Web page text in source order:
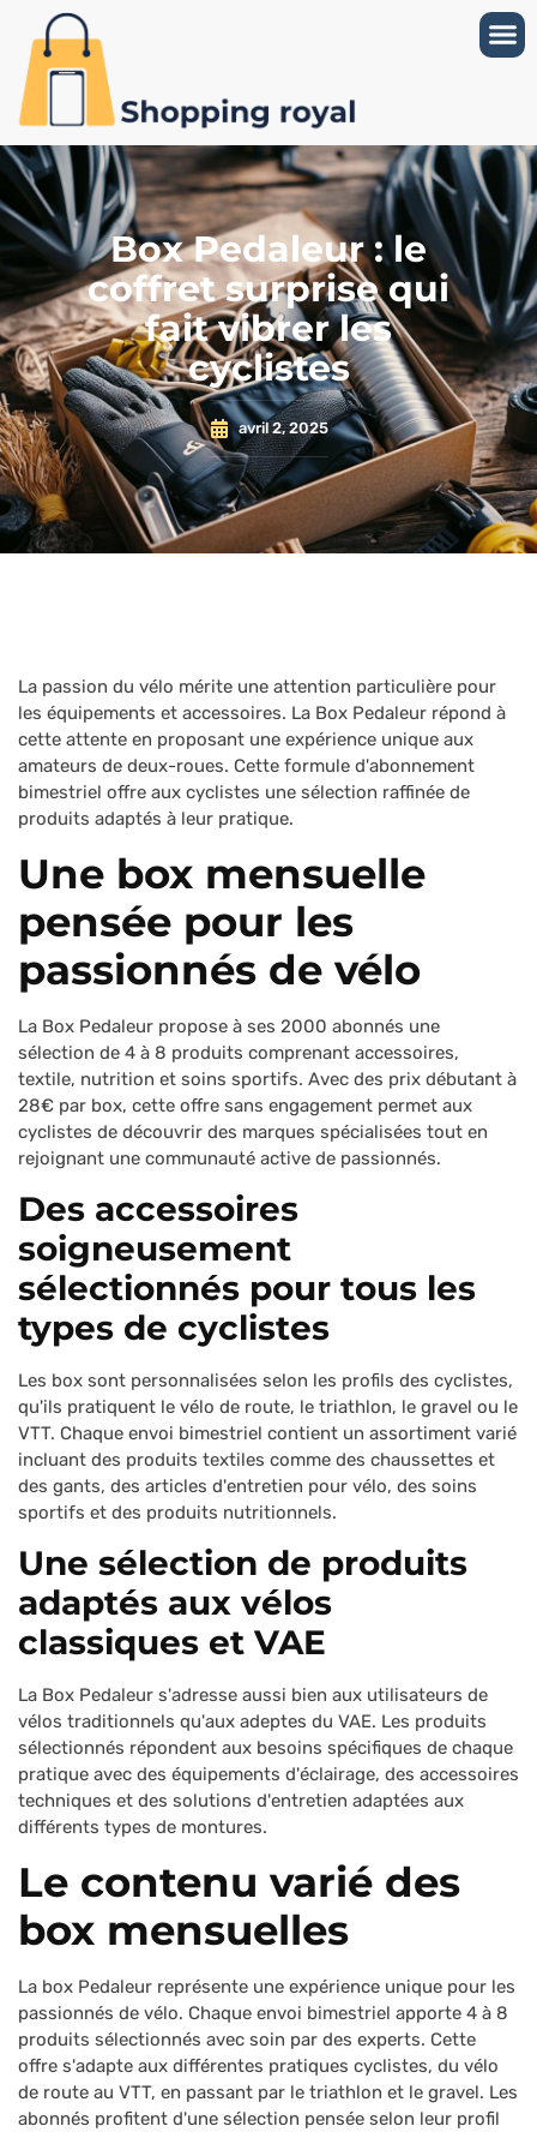
Box Pedaleur : le
coffret surprise qui
fait vibrer les
cyclistes
avril 2, 2025
La passion du vélo mérite une attention particulière pour
les équipements et accessoires. La Box Pedaleur répond à
cette attente en proposant une expérience unique aux
amateurs de deux-roues. Cette formule d'abonnement
bimestriel offre aux cyclistes une sélection raffinée de
produits adaptés à leur pratique.
Une box mensuelle
pensée pour les
passionnés de vélo
La Box Pedaleur propose à ses 2000 abonnés une
sélection de 4 à 8 produits comprenant accessoires,
textile, nutrition et soins sportifs. Avec des prix débutant à
28€ par box, cette offre sans engagement permet aux
cyclistes de découvrir des marques spécialisées tout en
rejoignant une communauté active de passionnés.
Des accessoires
soigneusement
sélectionnés pour tous les
types de cyclistes
Les box sont personnalisées selon les profils des cyclistes,
qu'ils pratiquent le vélo de route, le triathlon, le gravel ou le
VTT. Chaque envoi bimestriel contient un assortiment varié
incluant des produits textiles comme des chaussettes et
des gants, des articles d'entretien pour vélo, des soins
sportifs et des produits nutritionnels.
Une sélection de produits
adaptés aux vélos
classiques et VAE
La Box Pedaleur s'adresse aussi bien aux utilisateurs de
vélos traditionnels qu'aux adeptes du VAE. Les produits
sélectionnés répondent aux besoins spécifiques de chaque
pratique avec des équipements d'éclairage, des accessoires
techniques et des solutions d'entretien adaptées aux
différents types de montures.
Le contenu varié des
box mensuelles
La box Pedaleur représente une expérience unique pour les
passionnés de vélo. Chaque envoi bimestriel apporte 4 à 8
produits sélectionnés avec soin par des experts. Cette
offre s'adapte aux différentes pratiques cyclistes, du vélo
de route au VTT, en passant par le triathlon et le gravel. Les
abonnés profitent d'une sélection pensée selon leur profil